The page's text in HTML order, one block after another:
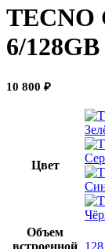
TECNO
6/
10 800 ₽
Цвет
Объем